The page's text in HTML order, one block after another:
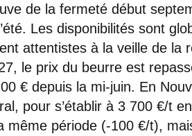
de la fermeté début
Les disponibilités sont
attentistes à la veille de la
le prix du beurre est
€ depuis la mi-juin. En
pour s’établir à 3 700 €/t
même période (-100 €/t),